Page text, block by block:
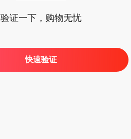
验证一下，购物无忧
快速验证